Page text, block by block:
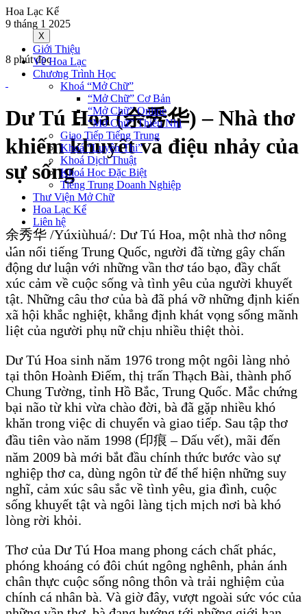
X
Giới Thiệu
Về Hoa Lạc
Chương Trình Học
Khoá “Mở Chữ”
“Mở Chữ” Cơ Bản
“Mở Chữ” Online
“Mở Chữ” Thiếu Nhi
Giao Tiếp Tiếng Trung
Khoá “Luyện Thi”
Khoá Dịch Thuật
Khoá Học Đặc Biệt
Tiếng Trung Doanh Nghiệp
Thư Viện Mở Chữ
Hoa Lạc Kể
Liên hệ
Hoa Lạc Kể
9 tháng 1 2025
8 phút đọc
Dư Tú Hoa (余秀华) – Nhà thơ
khiếm khuyết và điệu nhảy của
sự sống
余秀华 /Yúxiùhuá/: Dư Tú Hoa, một nhà thơ nông
dân nổi tiếng Trung Quốc, người đã từng gây chấn
động dư luận với những vần thơ táo bạo, đầy chất
xúc cảm về cuộc sống và tình yêu của người khuyết
tật. Những câu thơ của bà đã phá vỡ những định kiến
xã hội khắc nghiệt, khẳng định khát vọng sống mãnh
liệt của người phụ nữ chịu nhiều thiệt thòi.
Dư Tú Hoa sinh năm 1976 trong một ngôi làng nhỏ
tại thôn Hoành Điếm, thị trấn Thạch Bài, thành phố
Chung Tường, tỉnh Hồ Bắc, Trung Quốc. Mắc chứng
bại não từ khi vừa chào đời, bà đã gặp nhiều khó
khăn trong việc di chuyển và giao tiếp. Sau tập thơ
đầu tiên vào năm 1998 (印痕 – Dấu vết), mãi đến
năm 2009 bà mới bắt đầu chính thức bước vào sự
nghiệp thơ ca, dùng ngôn từ để thể hiện những suy
nghĩ, cảm xúc sâu sắc về tình yêu, gia đình, cuộc
sống khuyết tật và ngôi làng tịch mịch nơi bà khó
lòng rời khỏi.
Thơ của Dư Tú Hoa mang phong cách chất phác,
phóng khoáng có đôi chút ngông nghênh, phản ánh
chân thực cuộc sống nông thôn và trải nghiệm của
chính cá nhân bà. Và giờ đây, vượt ngoài sức vóc của